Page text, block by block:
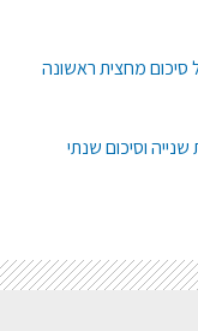
סיכום מחצית ראשונה
וסיכום שנתי